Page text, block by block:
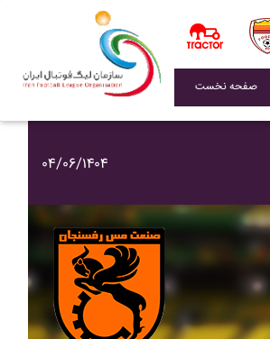
صفحه نخست
۰۴/۰۶/۱۴۰۴